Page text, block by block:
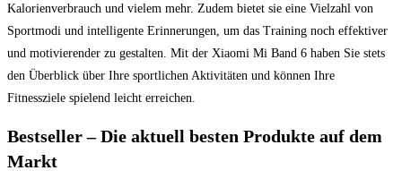
Kalorienverbrauch und vielem mehr. Zudem bietet sie eine Vielzahl von
Sportmodi und intelligente Erinnerungen, um das Training noch effektiver
und motivierender zu gestalten. Mit der Xiaomi Mi Band 6 haben Sie stets
den Überblick über Ihre sportlichen Aktivitäten und können Ihre
Fitnessziele spielend leicht erreichen.
Bestseller – Die⁣ aktuell besten Produkte ⁢auf dem
Markt